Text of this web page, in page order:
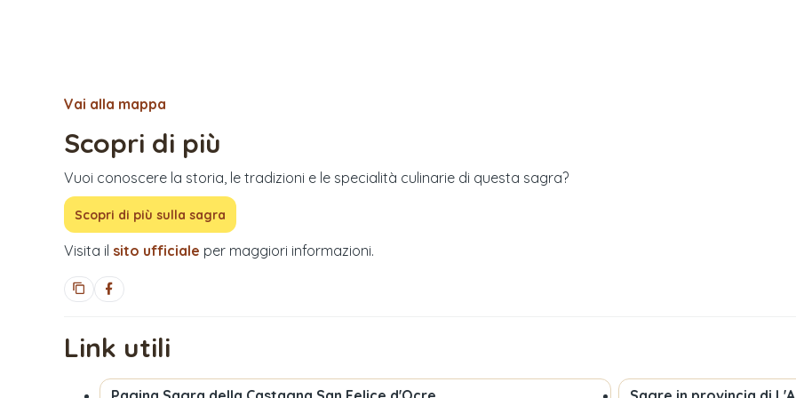
Vai alla mappa
Scopri di più
Vuoi conoscere la storia, le tradizioni e le specialità culinarie di questa sagra?
Scopri di più sulla sagra
Visita il sito ufficiale per maggiori informazioni.
Link utili